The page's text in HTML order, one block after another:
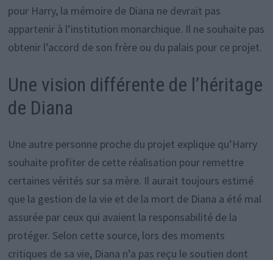
pour Harry, la mémoire de Diana ne devrait pas
appartenir à l’institution monarchique. Il ne souhaite pas
obtenir l’accord de son frère ou du palais pour ce projet.
Une vision différente de l’héritage
de Diana
Une autre personne proche du projet explique qu’Harry
souhaite profiter de cette réalisation pour remettre
certaines vérités sur sa mère. Il aurait toujours estimé
que la gestion de la vie et de la mort de Diana a été mal
assurée par ceux qui avaient la responsabilité de la
protéger. Selon cette source, lors des moments
critiques de sa vie, Diana n’a pas reçu le soutien dont